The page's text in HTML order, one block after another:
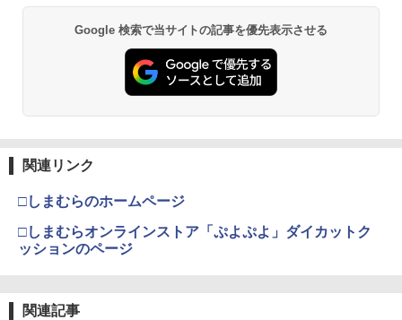
防止 放熱改善 簡単取り付け Ps5 Slim/P
s5 Pro/Ps5 対応 プレイステーション5 P
layStation 5
￥1,698
￥2,010
DARD EDITION【Blu-ray】（早期予約
特典なし） [ 井上雄彦 ]
￥3,850
￥6,536
スプラトゥーン レイダース -Switch2
Beast of Reincarnation -PS5 【特典】
プロダクトコード 封入
￥7,286
￥11,980
2
【純正品】Xbox ワイヤレス コントロー
ラー (ロボット ホワイト)
￥7,681
【純正品】Xbox ワイヤレス コントロー
4
【純正品】Xbox 充電式バッテリー + US
劇場版「鬼滅の刃」無限城編 第一章 猗
窩座再来 通常版 [DVD]
￥3,523
(オリジナル特典:オリジナル巾着＋メー
カー特典:【坤と離】二振りの剣、十翼よ
り来たる！スタジオ描き下ろしイラスト
ボード付) [Blu-ray]
Google 検索で当サイトの記事を優先表示させる
関連リンク
□しまむらのホームページ
□しまむらオンラインストア「ぷよぷよ」ダイカットク
ッションのページ
関連記事